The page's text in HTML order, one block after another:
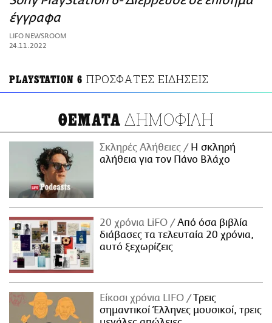
ΑΜΠΑ
PRINT
έγγραφα
LIFO NEWSROOM
24.11.2022
PLAYSTATION 6 ΠΡΟΣΦΑΤΕΣ ΕΙΔΗΣΕΙΣ
ΘΕΜΑΤΑ ΔΗΜΟΦΙΛΗ
Σκληρές Αλήθειες
H σκληρή
αλήθεια για τον Πάνο Βλάχο
20 χρόνια LiFO
Από όσα βιβλία
διάβασες τα τελευταία 20 χρόνια,
αυτό ξεχωρίζεις
Είκοσι χρόνια LIFO
Tρεις
σημαντικοί Έλληνες μουσικοί, τρεις